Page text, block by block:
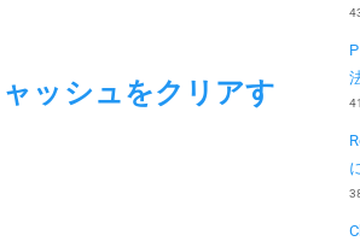
ッシュをクリアす